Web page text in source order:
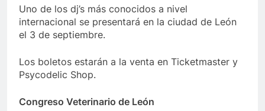
Uno de los dj’s más conocidos a nivel
internacional se presentará en la ciudad de León
el 3 de septiembre.
Los boletos estarán a la venta en Ticketmaster y
Psycodelic Shop.
Congreso Veterinario de León